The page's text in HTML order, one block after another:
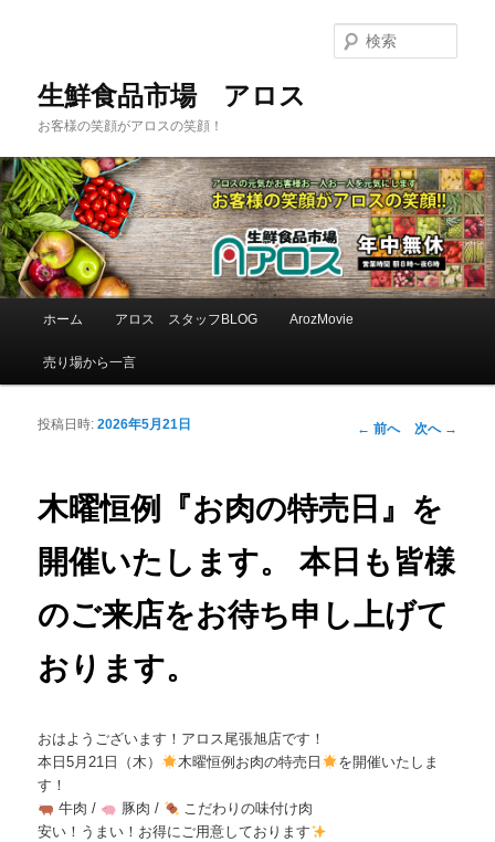
生鮮食品市場 アロス
お客様の笑顔がアロスの笑顔！
索
メインコンテンツへ移動
サブコンテンツへ移動
ホーム アロス スタッフBLOG ArozMovie
売り場から一言
投稿ナビゲーシ
← 前へ 次へ →
木曜恒例『お肉の特売日』を
開催いたします。 本日も皆様
のご来店をお待ち申し上げて
おります。
投稿日時:2026年5月21日
おはようございます！アロス尾張旭店です！
本日5月21日（木）
木曜恒例お肉の特売日
を開催いたしま
す！
牛肉 /
豚肉 /
こだわりの味付け肉
安い！うまい！お得にご用意しております